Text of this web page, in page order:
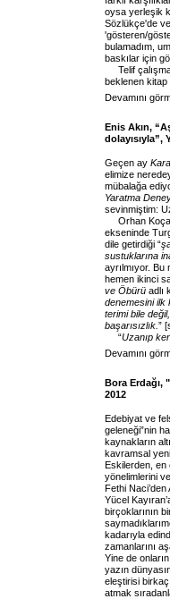
oysa yerleşik
Sözlükçe'de
'gösteren/
bulamadım,
baskılar için
Telif
beklenen kitap
Devamını
Enis Akın,
dolayısıyla”,
Geçen ay
elimize
mübalağa
Yaratma
sevinmiştim:
Orhan
ekseninde
dile getirdiği “
sustuklarına
ayrılmıyor.
hemen ikinci
ve Öbürü adlı
denemesini ilk
terimi bile
başarısızlık. ”
“Uzanıp
Devamını
Bora Erdağı,
2012
Edebiyat ve
geleneği”nin
kaynakların
kavramsal
Eskilerden, en
yönelimlerini
Fethi
Yücel
birçoklarının
kadarıyla
zamanlarını
Yine de
yazın
eleştirisi birkaç
atmak